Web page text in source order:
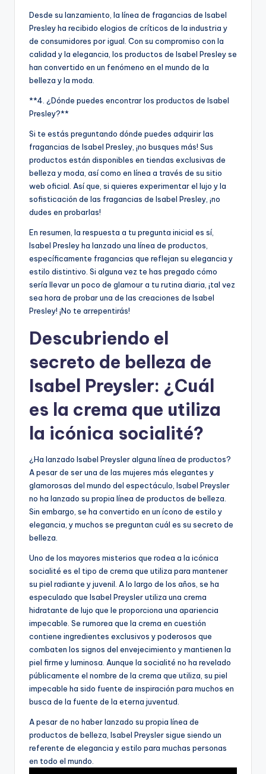
Desde su lanzamiento, la línea de fragancias de Isabel
Presley ha recibido elogios de críticos de la industria y
de consumidores por igual. Con su compromiso con la
calidad y la elegancia, los productos de Isabel Presley se
han convertido en un fenómeno en el mundo de la
belleza y la moda.
**4. ¿Dónde puedes encontrar los productos de Isabel
Presley?**
Si te estás preguntando dónde puedes adquirir las
fragancias de Isabel Presley, ¡no busques más! Sus
productos están disponibles en tiendas exclusivas de
belleza y moda, así como en línea a través de su sitio
web oficial. Así que, si quieres experimentar el lujo y la
sofisticación de las fragancias de Isabel Presley, ¡no
dudes en probarlas!
En resumen, la respuesta a tu pregunta inicial es sí,
Isabel Presley ha lanzado una línea de productos,
específicamente fragancias que reflejan su elegancia y
estilo distintivo. Si alguna vez te has pregado cómo
sería llevar un poco de glamour a tu rutina diaria, ¡tal vez
sea hora de probar una de las creaciones de Isabel
Presley! ¡No te arrepentirás!
Descubriendo el
secreto de belleza de
Isabel Preysler: ¿Cuál
es la crema que utiliza
la icónica socialité?
¿Ha lanzado Isabel Preysler alguna línea de productos?
A pesar de ser una de las mujeres más elegantes y
glamorosas del mundo del espectáculo, Isabel Preysler
no ha lanzado su propia línea de productos de belleza.
Sin embargo, se ha convertido en un ícono de estilo y
elegancia, y muchos se preguntan cuál es su secreto de
belleza.
Uno de los mayores misterios que rodea a la icónica
socialité es el tipo de crema que utiliza para mantener
su piel radiante y juvenil. A lo largo de los años, se ha
especulado que Isabel Preysler utiliza una crema
hidratante de lujo que le proporciona una apariencia
impecable. Se rumorea que la crema en cuestión
contiene ingredientes exclusivos y poderosos que
combaten los signos del envejecimiento y mantienen la
piel firme y luminosa. Aunque la socialité no ha revelado
públicamente el nombre de la crema que utiliza, su piel
impecable ha sido fuente de inspiración para muchos en
busca de la fuente de la eterna juventud.
A pesar de no haber lanzado su propia línea de
productos de belleza, Isabel Preysler sigue siendo un
referente de elegancia y estilo para muchas personas
en todo el mundo.